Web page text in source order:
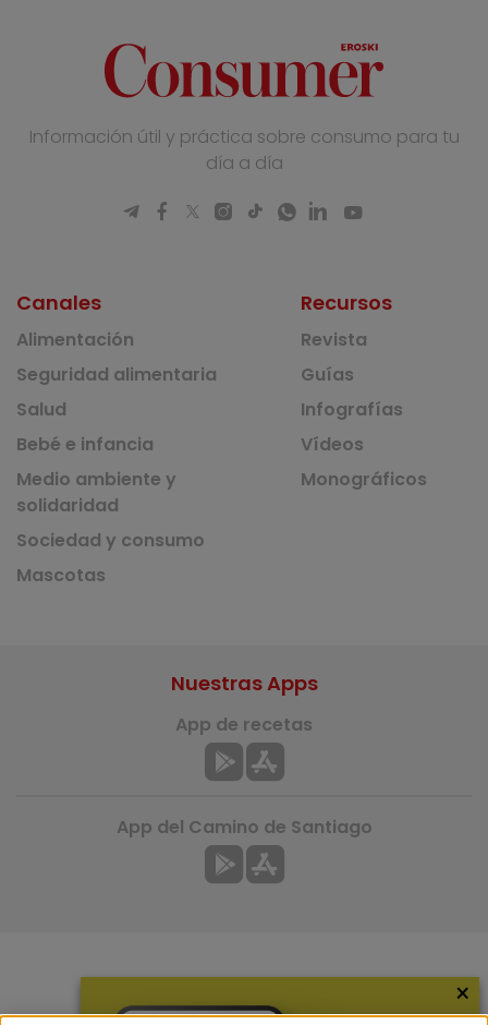
Información útil y práctica sobre consumo para tu
día a día
Canales
Alimentación
Seguridad alimentaria
Salud
Bebé e infancia
Medio ambiente y
solidaridad
Sociedad y consumo
Mascotas
Recursos
Revista
Guías
Infografías
Vídeos
Monográficos
Nuestras Apps
App de recetas
App del Camino de Santiago
×